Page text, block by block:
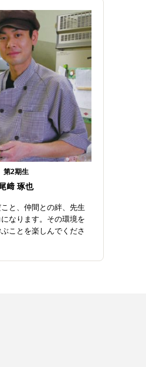
第2期生
﨑 琢也
と、仲間との絆、先生
なります。その環境を
ことを楽しんでくださ